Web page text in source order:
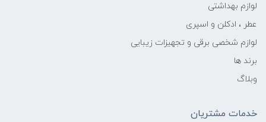
لوازم بهداشتی
عطر ، ادکلن و اسپری
لوازم شخصی برقی و تجهیزات زیبایی
برند ها
وبلاگ
خدمات مشتریان